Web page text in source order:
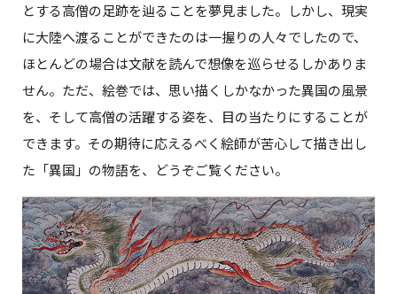
とする高僧の足跡を辿ることを夢見ました。しかし、現実
に大陸へ渡ることができたのは一握りの人々でしたので、
ほとんどの場合は文献を読んで想像を巡らせるしかありま
せん。ただ、絵巻では、思い描くしかなかった異国の風景
を、そして高僧の活躍する姿を、目の当たりにすることが
できます。その期待に応えるべく絵師が苦心して描き出し
た「異国」の物語を、どうぞご覧ください。